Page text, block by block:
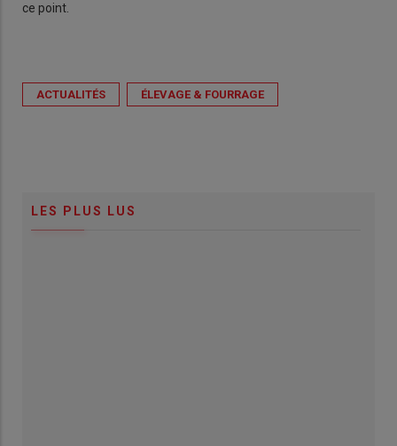
ce point.
ACTUALITÉS ÉLEVAGE & FOURRAGE
LES PLUS LUS